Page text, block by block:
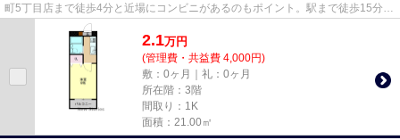
町5丁目店まで徒歩4分と近場にコンビニがあるのもポイント。駅まで徒歩15分の
物件です。ネットの回線工事...
2.1万円
(管理費・共益費 4,000円)
敷：0ヶ月｜礼：0ヶ月
所在階：3階
間取り：1K
面積：21.00㎡